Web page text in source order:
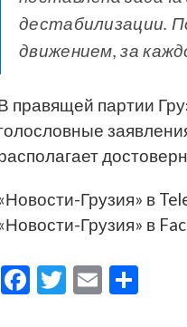
дестабилизации.
движением, за
правящей партии
Грузия» в
Грузия» в
F
T
E